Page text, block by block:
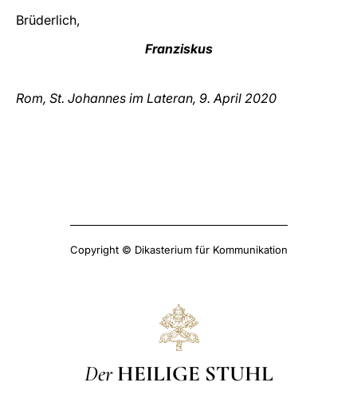
Brüderlich,
Franziskus
Rom, St. Johannes im Lateran, 9. April 2020
Copyright © Dikasterium für Kommunikation
Der HEILIGE STUHL